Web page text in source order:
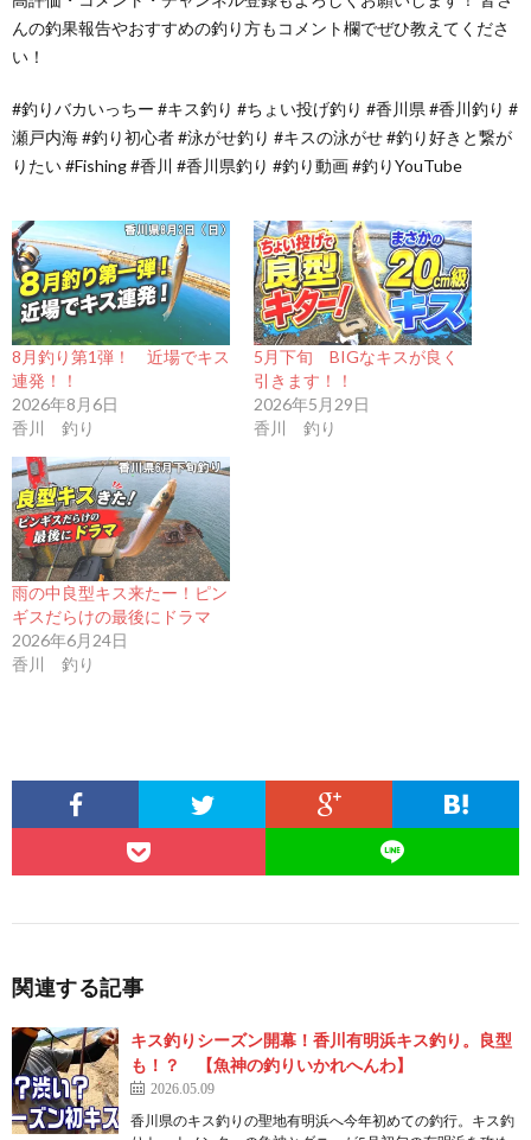
んの釣果報告やおすすめの釣り方もコメント欄でぜひ教えてくださ
い！
#釣りバカいっちー #キス釣り #ちょい投げ釣り #香川県 #香川釣り #
瀬戸内海 #釣り初心者 #泳がせ釣り #キスの泳がせ #釣り好きと繋が
りたい #Fishing #香川 #香川県釣り #釣り動画 #釣りYouTube
8月釣り第1弾！ 近場でキス
連発！！
2026年8月6日
香川 釣り
5月下旬 BIGなキスが良く
引きます！！
2026年5月29日
香川 釣り
雨の中良型キス来たー！ピン
ギスだらけの最後にドラマ
2026年6月24日
香川 釣り
関連する記事
キス釣りシーズン開幕！香川有明浜キス釣り。良型
も！？ 【魚神の釣りいかれへんわ】
2026.05.09
香川県のキス釣りの聖地有明浜へ今年初めての釣行。キス釣